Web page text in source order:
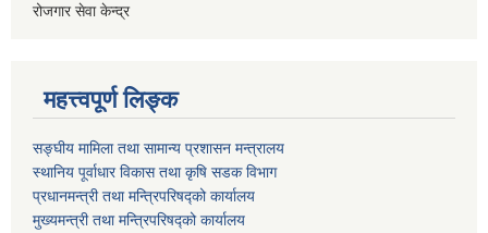
रोजगार सेवा केन्द्र
महत्त्वपूर्ण लिङ्क
सङ्घीय मामिला तथा सामान्य प्रशासन मन्त्रालय
स्थानिय पूर्वाधार विकास तथा कृषि सडक विभाग
प्रधानमन्त्री तथा मन्त्रिपरिषद्को कार्यालय
मुख्यमन्त्री तथा मन्त्रिपरिषद्को कार्यालय